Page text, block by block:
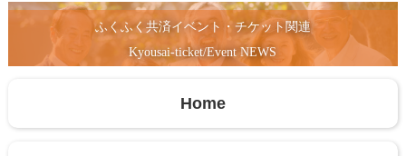
ふくふく共済イベント・チケット関連
Kyousai-ticket/Event NEWS
Home